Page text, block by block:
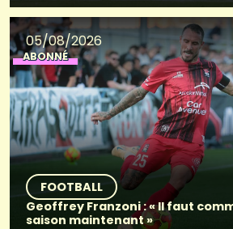
05/08/2026
ABONNÉ
FOOTBALL
Geoffrey Franzoni : « Il faut
saison maintenant »